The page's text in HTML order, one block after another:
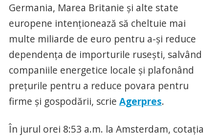
Germania, Marea Britanie şi alte state
europene intenţionează să cheltuie mai
multe miliarde de euro pentru a-şi reduce
dependenţa de importurile ruseşti, salvând
companiile energetice locale şi plafonând
preţurile pentru a reduce povara pentru
firme şi gospodării, scrie Agerpres.
În jurul orei 8:53 a.m. la Amsterdam, cotaţia